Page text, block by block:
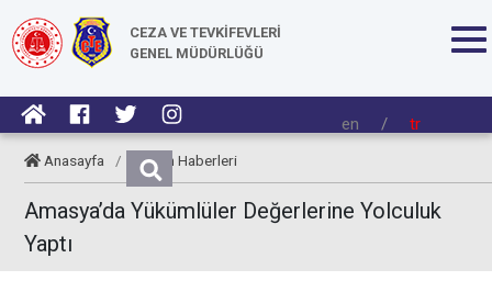
CEZA VE TEVKİFEVLERİ
GENEL MÜDÜRLÜĞÜ
en / tr
Anasayfa / Kurum Haberleri
Amasya’da Yükümlüler Değerlerine Yolculuk
Yaptı